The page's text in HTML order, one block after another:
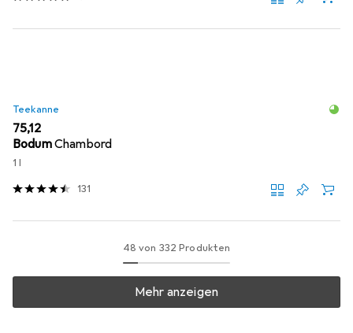
Teekanne
EUR
75,12
BodumChambord
1 l
131
48 von 332 Produkten
Mehr anzeigen